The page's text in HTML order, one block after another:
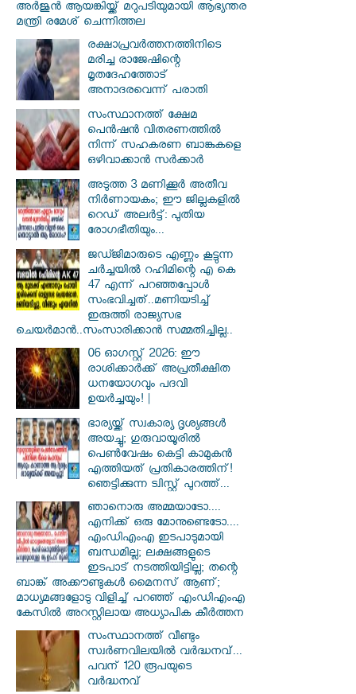
അർജുൻ ആയങ്കിയ്ക്ക് മറുപടിയുമായി ആഭ്യന്തര
മന്ത്രി രമേശ് ചെന്നിത്തല
രക്ഷാപ്രവര്‍ത്തനത്തിനിടെ
മരിച്ച രാജേഷിന്റെ
മൃതദേഹത്തോട്
അനാദരവെന്ന് പരാതി
സംസ്ഥാനത്ത് ക്ഷേമ
പെൻഷൻ വിതരണത്തിൽ
നിന്ന് സഹകരണ ബാങ്കുകളെ
ഒഴിവാക്കാൻ സർക്കാർ
അടുത്ത 3 മണിക്കൂർ അതീവ
നിർണായകം; ഈ ജില്ലകളിൽ
റെഡ് അലർട്ട്: പുതിയ
രോഗഭീതിയും...
ജഡ്ജിമാരുടെ എണ്ണം കൂട്ടുന്ന
ചർച്ചയിൽ റഹിമിന്റെ എ കെ
47 എന്ന് പറഞ്ഞപ്പോൾ
സംഭവിച്ചത്..മണിയടിച്ച്
ഇരുത്തി രാജ്യസഭ
ചെയർമാൻ..സംസാരിക്കാൻ സമ്മതിച്ചില്ല..
06 ഓഗസ്റ്റ് 2026: ഈ
രാശിക്കാർക്ക് അപ്രതീക്ഷിത
ധനയോഗവും പദവി
ഉയർച്ചയും! |
ഭാര്യയ്ക്ക് സ്വകാര്യ ദൃശ്യങ്ങൾ
അയച്ചു; ഗുരുവായൂരിൽ
പെൺവേഷം കെട്ടി കാമുകൻ
എത്തിയത് പ്രതികാരത്തിന്!
ഞെട്ടിക്കുന്ന ട്വിസ്റ്റ് പുറത്ത്...
ഞാനൊരു അമ്മയാടോ....
എനിക്ക് ഒരു മോനുണ്ടെടോ....
എംഡിഎംഎ ഇടപാടുമായി
ബന്ധമില്ല; ലക്ഷങ്ങളുടെ
ഇടപാട് നടത്തിയിട്ടില്ല; തന്റെ
ബാങ്ക് അക്കൗണ്ടുകൾ മൈനസ് ആണ്;
മാധ്യമങ്ങളോടു വിളിച്ച് പറഞ്ഞ് എംഡിഎംഎ
കേസിൽ അറസ്റ്റിലായ അധ്യാപിക കീർത്തന
സംസ്ഥാനത്ത് വീണ്ടും
സ്വർണവിലയിൽ വർദ്ധനവ്...
പവന് 120 രൂപയുടെ
വർദ്ധനവ്